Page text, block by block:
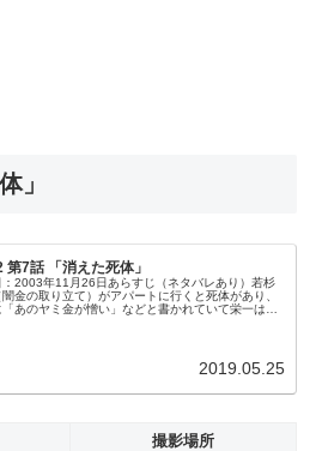
」
第7話 「消えた死体」
：2003年11月26日あらすじ（ネタバレあり）若杉
金の取り立て）がアパートに行くと死体があり、
「あのヤミ金が憎い」などと書かれていて栄一は逃
2019.05.25
撮影場所